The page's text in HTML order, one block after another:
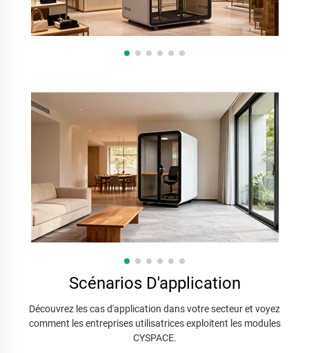
Scénarios D'application
Découvrez les cas d'application dans votre secteur et voyez
comment les entreprises utilisatrices exploitent les modules
CYSPACE.